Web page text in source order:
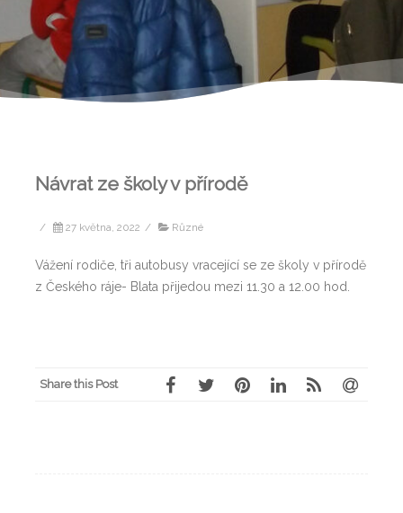
Návrat ze školy v přírodě
/ 27 května, 2022 / Různé
Vážení rodiče, tři autobusy vracející se ze školy v přírodě
z Českého ráje- Blata přijedou mezi 11.30 a 12.00 hod.
Share this Post